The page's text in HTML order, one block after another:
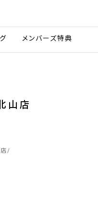
メンバーズ特典
山店